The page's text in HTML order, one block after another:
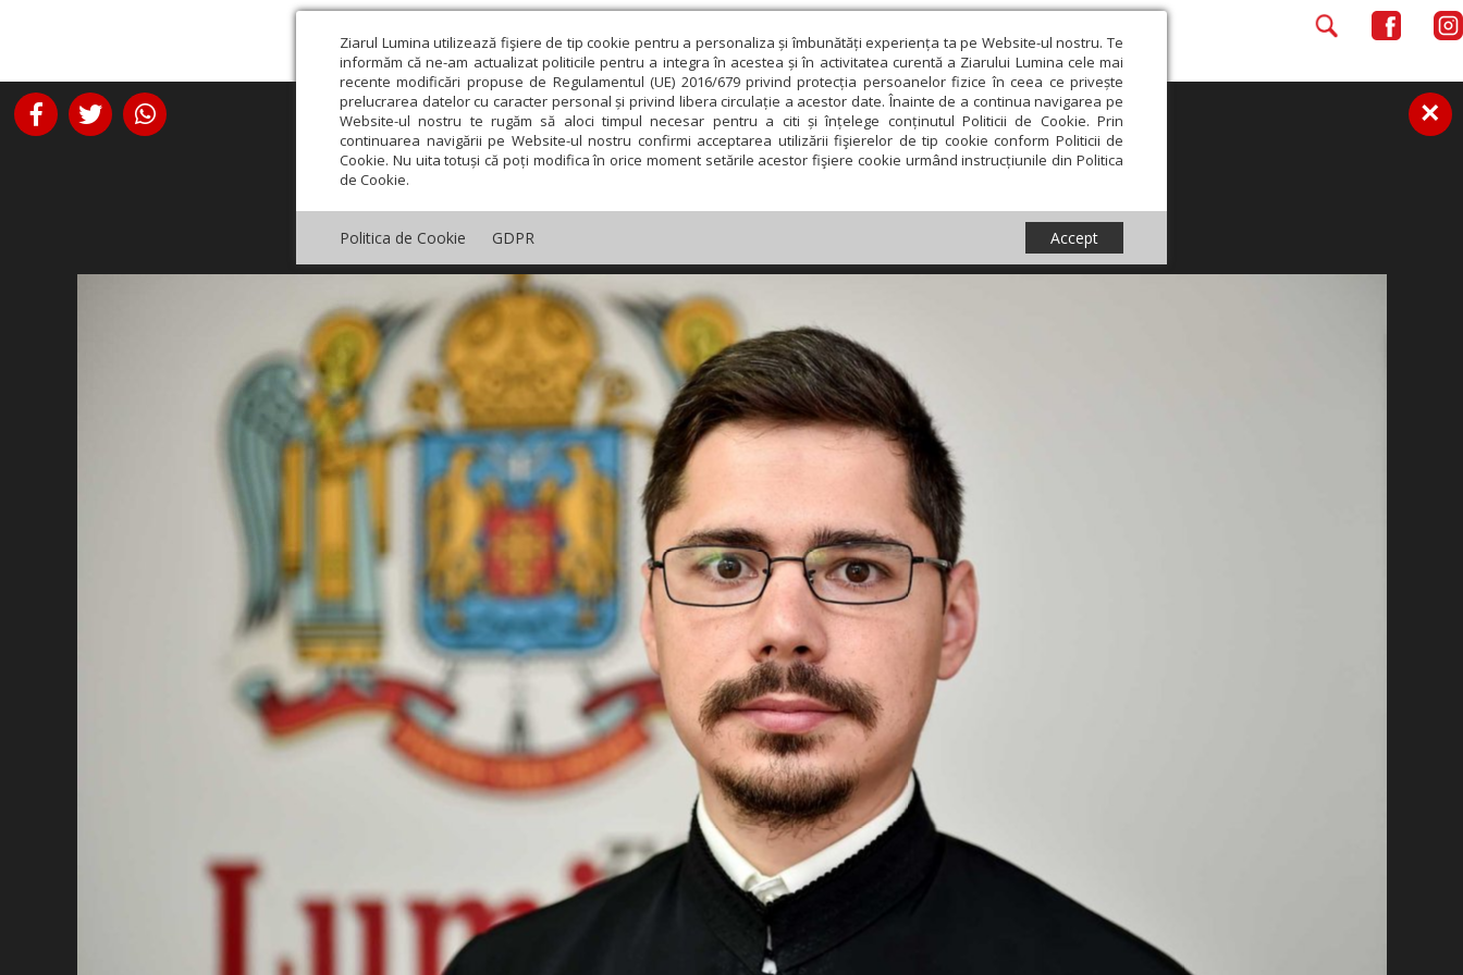
Ziarul Lumina utilizează fişiere de tip cookie pentru a personaliza și îmbunătăți experiența ta pe Website-ul nostru. Te
informăm că ne-am actualizat politicile pentru a integra în acestea și în activitatea curentă a Ziarului Lumina cele mai
recente modificări propuse de Regulamentul (UE) 2016/679 privind protecția persoanelor fizice în ceea ce privește
prelucrarea datelor cu caracter personal și privind libera circulație a acestor date. Înainte de a continua navigarea pe
Website-ul nostru te rugăm să aloci timpul necesar pentru a citi și înțelege conținutul Politicii de Cookie. Prin
continuarea navigării pe Website-ul nostru confirmi acceptarea utilizării fişierelor de tip cookie conform Politicii de
Cookie. Nu uita totuși că poți modifica în orice moment setările acestor fişiere cookie urmând instrucțiunile din Politica
de Cookie.
Politica de Cookie GDPR Accept
×